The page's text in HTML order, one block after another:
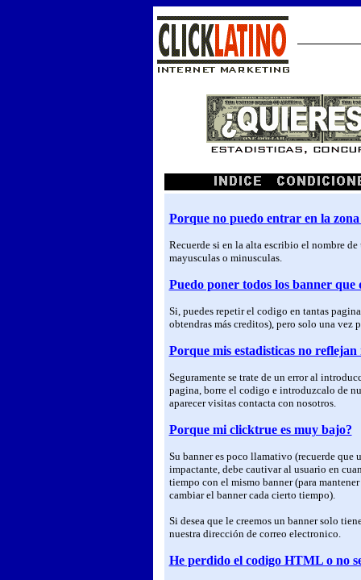
Porque no puedo entrar en la zona
Recuerde si en la alta escribio el nombre
mayusculas o minusculas.
Puedo poner todos los banner que
Si, puedes repetir el codigo en tantas
obtendras más creditos), pero solo una vez
Porque mis estadisticas no
Seguramente se trate de un error al
pagina, borre el codigo e introduzcalo de
aparecer visitas contacta con nosotros.
Porque mi clicktrue es muy bajo?
Su banner es poco llamativo (recuerde que
impactante, debe cautivar al usuario en
tiempo con el mismo banner (para
cambiar el banner cada cierto tiempo).
Si desea que le creemos un banner solo
nuestra dirección de correo electronico.
He perdido el codigo HTML o no